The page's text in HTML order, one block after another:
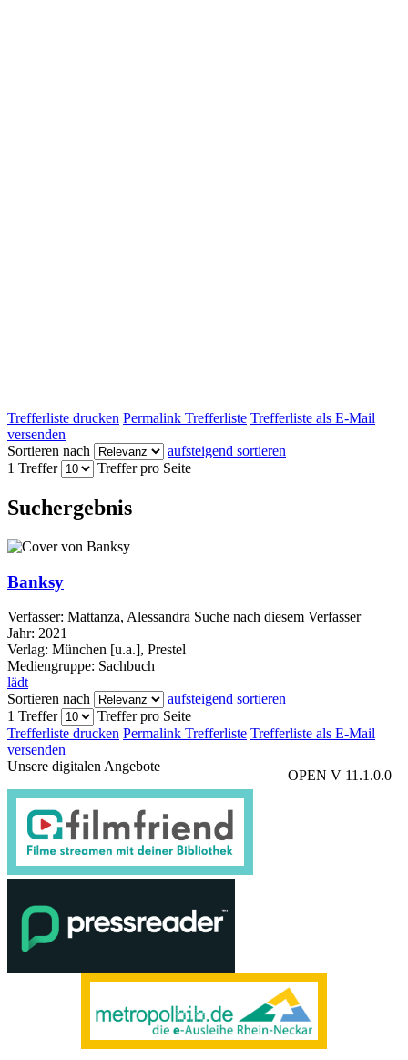
Trefferliste drucken Permalink Trefferliste Trefferliste als E-Mail
versenden
Sortieren nach
aufsteigend sortieren
1 Treffer
Treffer pro Seite
Suchergebnis
Banksy
Verfasser: Mattanza, Alessandra Suche nach diesem Verfasser
Jahr: 2021
Verlag: München [u.a.], Prestel
Mediengruppe: Sachbuch
lädt
Sortieren nach
aufsteigend sortieren
1 Treffer
Treffer pro Seite
Trefferliste drucken Permalink Trefferliste Trefferliste als E-Mail
versenden
OPEN V 11.1.0.0
Unsere digitalen Angebote